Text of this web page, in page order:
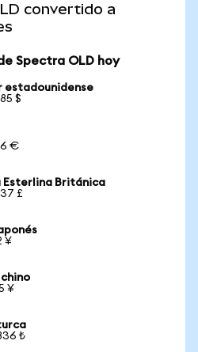
convertido a
Spectra OLD hoy
estadounidense
$
€
Esterlina Británica
£
¥
¥
₺